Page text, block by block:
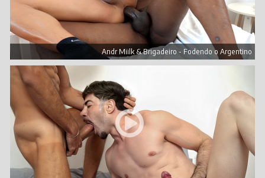
Andr Miilk & Brigadeiro - Fodendo o Argentino